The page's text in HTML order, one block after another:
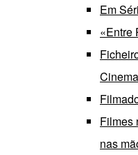
Em
«Entre
Filmes
nas